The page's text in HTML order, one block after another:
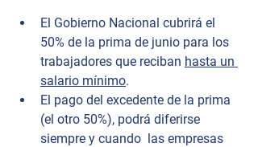
El Gobierno Nacional cubrirá el
50% de la prima de junio para los
trabajadores que reciban hasta un
salario mínimo.
El pago del excedente de la prima
(el otro 50%), podrá diferirse
siempre y cuando  las empresas